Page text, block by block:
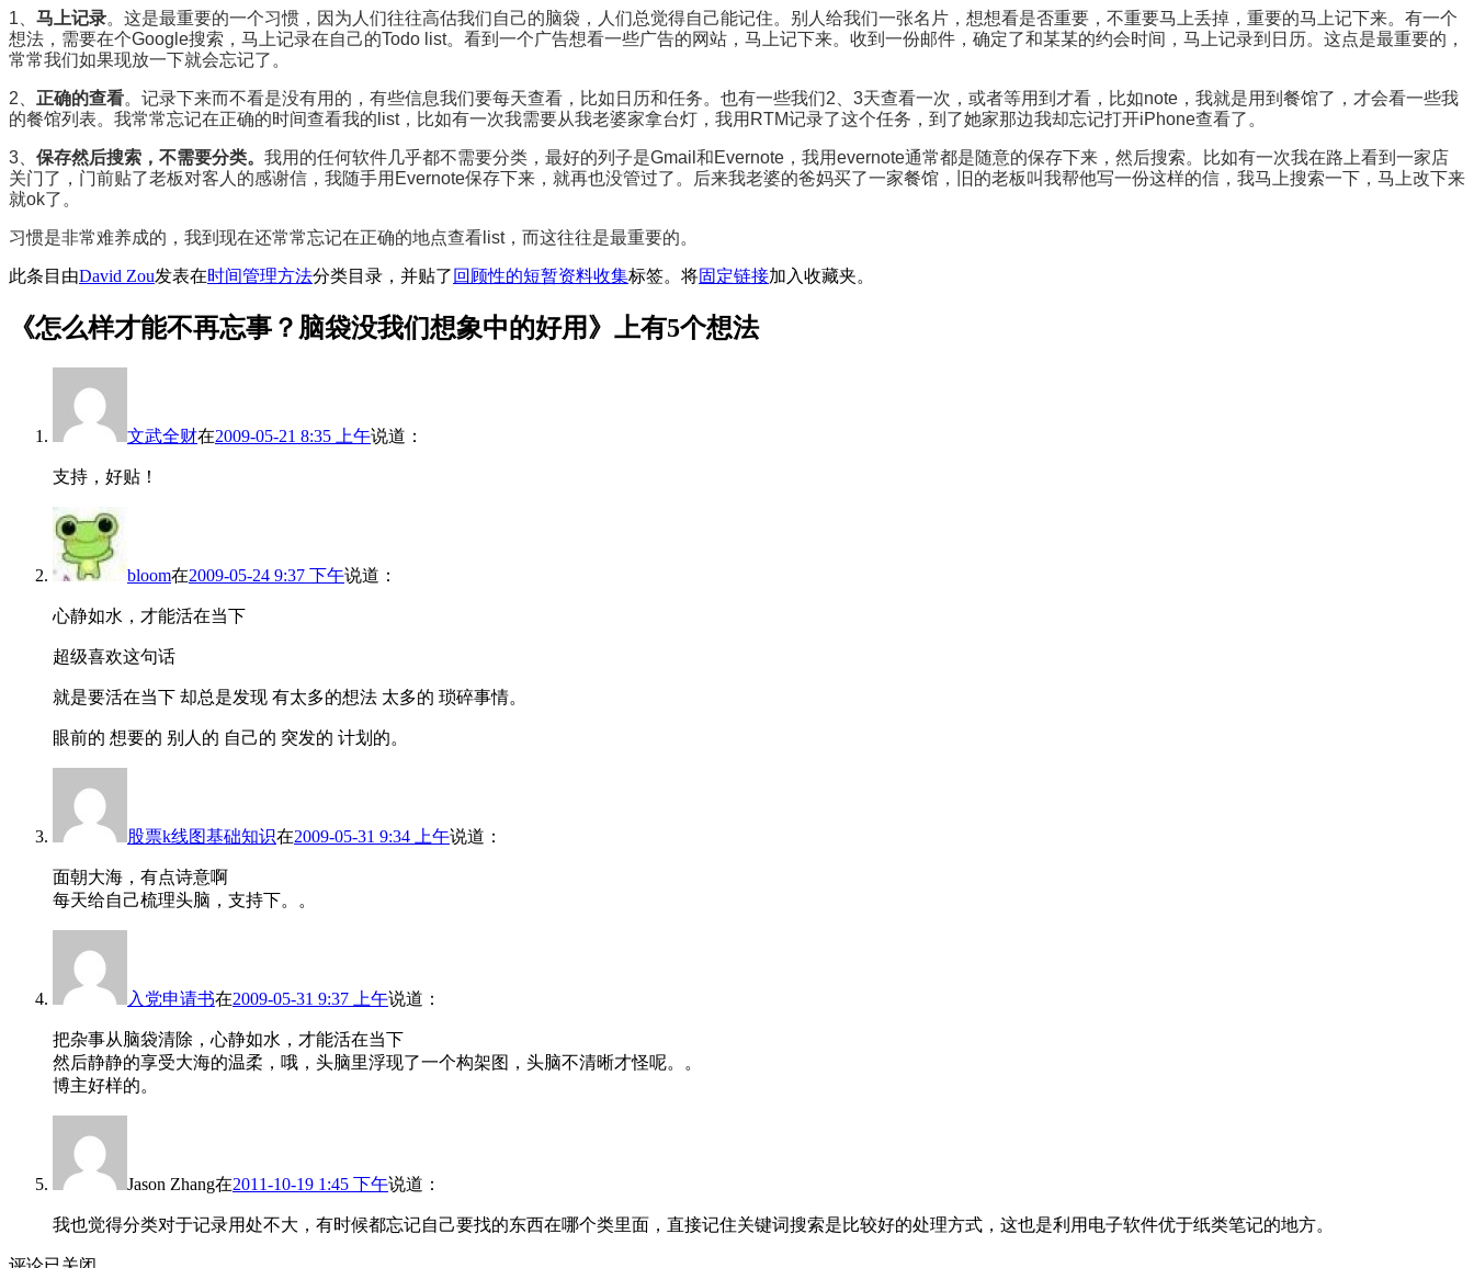
1、 马上记录。这是最重要的一个习惯，因为人们往往高估我们自己的脑袋，人们总觉得自己能记住。别人给我们一张名片，想想看是否重要，不重要马上丢掉，重要的马上记下来。有一个
想法，需要在个Google搜索，马上记录在自己的Todo list。看到一个广告想看一些广告的网站，马上记下来。收到一份邮件，确定了和某某的约会时间，马上记录到日历。这点是最重要的，
常常我们如果现放一下就会忘记了。
2、 正确的查看。记录下来而不看是没有用的，有些信息我们要每天查看，比如日历和任务。也有一些我们2、3天查看一次，或者等用到才看，比如note，我就是用到餐馆了，才会看一些我
的餐馆列表。我常常忘记在正确的时间查看我的list，比如有一次我需要从我老婆家拿台灯，我用RTM记录了这个任务，到了她家那边我却忘记打开iPhone查看了。
3、 保存然后搜索，不需要分类。 我用的任何软件几乎都不需要分类，最好的列子是Gmail和Evernote，我用evernote通常都是随意的保存下来，然后搜索。比如有一次我在路上看到一家店
关门了，门前贴了老板对客人的感谢信，我随手用Evernote保存下来，就再也没管过了。后来我老婆的爸妈买了一家餐馆，旧的老板叫我帮他写一份这样的信，我马上搜索一下，马上改下来
就ok了。
习惯是非常难养成的，我到现在还常常忘记在正确的地点查看list，而这往往是最重要的。
此条目由David Zou发表在时间管理方法分类目录，并贴了 回顾性的短暂资料收集标签。将固定链接加入收藏夹。
《怎么样才能不再忘事？脑袋没我们想象中的好用 》上有5个想法
文武全财在2009-05-21 8:35 上午说道：
支持，好贴！
bloom在2009-05-24 9:37 下午说道：
心静如水，才能活在当下
超级喜欢这句话
就是要活在当下 却总是发现 有太多的想法 太多的 琐碎事情。
眼前的 想要的 别人的 自己的 突发的 计划的。
股票k线图基础知识在2009-05-31 9:34 上午说道：
面朝大海，有点诗意啊
每天给自己梳理头脑，支持下。。
入党申请书在2009-05-31 9:37 上午说道：
把杂事从脑袋清除，心静如水，才能活在当下
然后静静的享受大海的温柔，哦，头脑里浮现了一个构架图，头脑不清晰才怪呢。。
博主好样的。
Jason Zhang在2011-10-19 1:45 下午说道：
我也觉得分类对于记录用处不大，有时候都忘记自己要找的东西在哪个类里面，直接记住关键词搜索是比较好的处理方式，这也是利用电子软件优于纸类笔记的地方。